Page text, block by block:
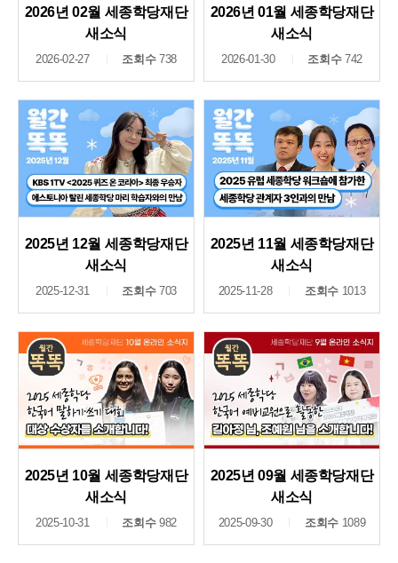
2026년 02월 세종학당재단
새소식
2026-02-27 조회수738
2026년 01월 세종학당재단
새소식
2026-01-30 조회수742
2025년 12월 세종학당재단
새소식
2025-12-31 조회수703
2025년 11월 세종학당재단
새소식
2025-11-28 조회수 1013
2025년 10월 세종학당재단
새소식
2025-10-31 조회수982
2025년 09월 세종학당재단
새소식
2025-09-30 조회수 1089